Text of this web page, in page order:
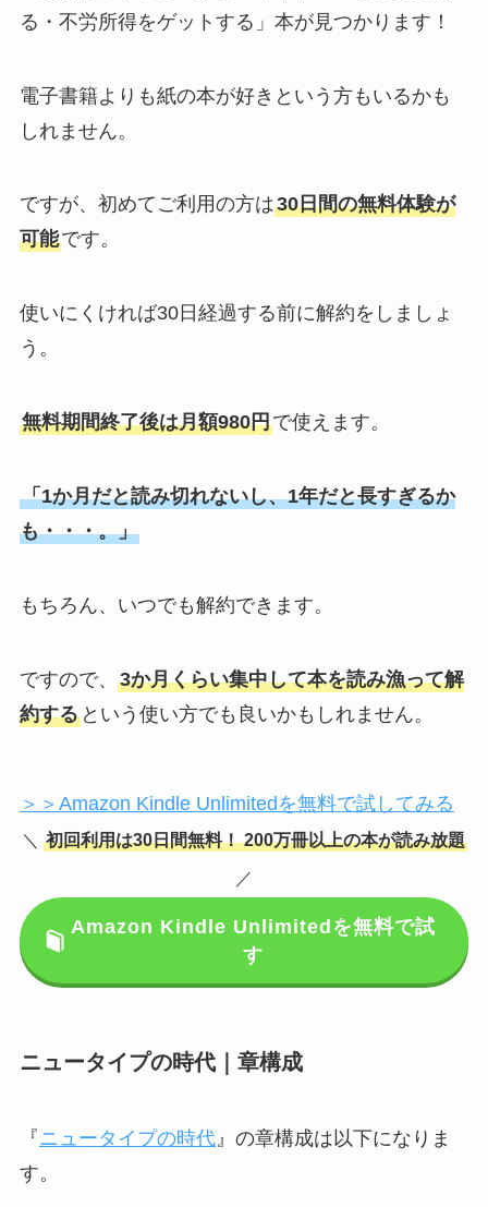
る・不労所得をゲットする」本が見つかります！
電子書籍よりも紙の本が好きという方もいるかも
しれません。
ですが、初めてご利用の方は30日間の無料体験が
可能です。
使いにくければ30日経過する前に解約をしましょ
う。
無料期間終了後は月額980円で使えます。
「1か月だと読み切れないし、1年だと長すぎるか
も・・・。」
もちろん、いつでも解約できます。
ですので、 3か月くらい集中して本を読み漁って解
約するという使い方でも良いかもしれません。
＞＞Amazon Kindle Unlimitedを無料で試してみる
＼ 初回利用は30日間無料！ 200万冊以上の本が読み放題
／
Amazon Kindle Unlimitedを無料で試
す
ニュータイプの時代｜章構成
『ニュータイプの時代』の章構成は以下になりま
す。